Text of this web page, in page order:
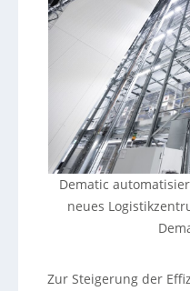
Dematic
neues
Zur Steigerung der